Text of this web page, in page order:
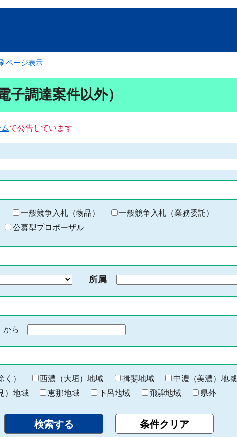
ページ表示
子調達案件以外）
で公告しています
一般競争入札（物品）
一般競争入札（業務委託）
公募型プロポーザル
所属
から
終
わ
り
く） 西濃（大垣）地域 揖斐地域 中濃（美濃）地域
）地域 恵那地域 下呂地域 飛騨地域 県外